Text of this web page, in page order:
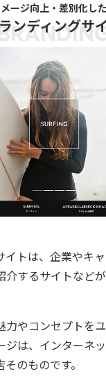
ージ向上・差別化し
ンディングサ
イトは、企業やキ
介するサイトなど
力やコンセプトを
ジは、インターネ
のものです。